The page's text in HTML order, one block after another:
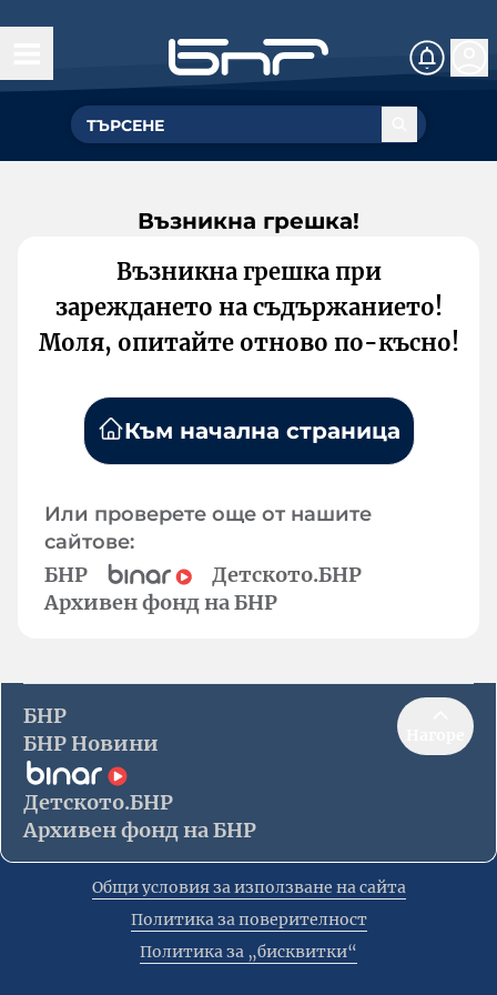
Възникна грешка!
Възникна грешка при
зареждането на съдържанието!
Моля, опитайте отново по-късно!
Към начална страница
Или проверете още от нашите
сайтове:
БНР
Детското.БНР
Архивен фонд на БНР
БНР
БНР Новини
Детското.БНР
Архивен фонд на БНР
Общи условия за използване на сайта
Политика за поверителност
Политика за „бисквитки“